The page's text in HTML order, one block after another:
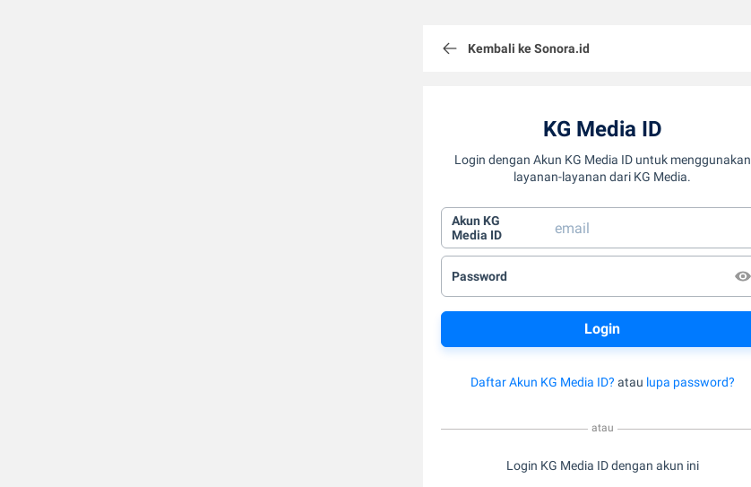
Kembali ke Sonora.id
KG Media ID
Login dengan Akun KG Media ID untuk menggunakan
layanan-layanan dari KG Media.
Akun KG
Media ID
Password
Daftar Akun KG Media ID? atau lupa password?
atau
Login KG Media ID dengan akun ini